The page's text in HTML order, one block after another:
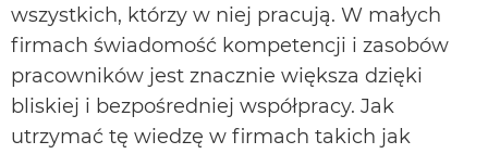
wszystkich, którzy w niej pracują. W małych
firmach świadomość kompetencji i zasobów
pracowników jest znacznie większa dzięki
bliskiej i bezpośredniej współpracy. Jak
utrzymać tę wiedzę w firmach takich jak